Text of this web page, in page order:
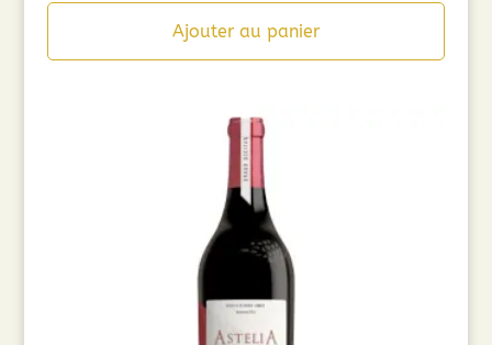
Ajouter au panier